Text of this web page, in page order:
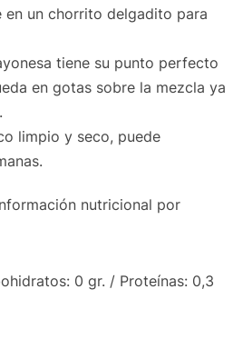
en un chorrito delgadito para
tiene su punto perfecto
en gotas sobre la mezcla ya
limpio y seco, puede
nutricional por
0 gr. / Proteínas: 0,3